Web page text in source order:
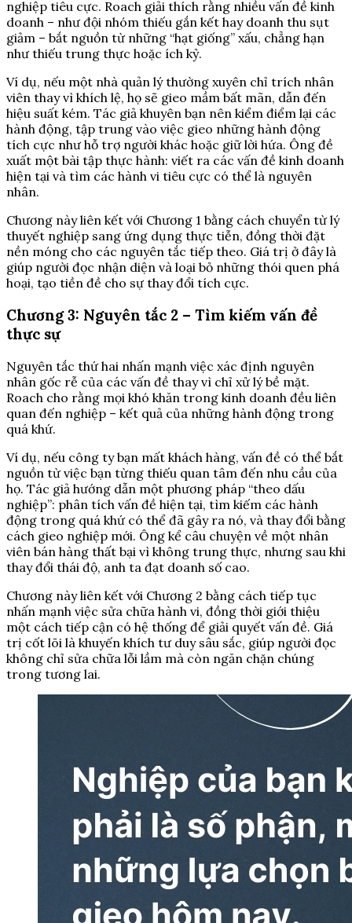
nghiệp tiêu cực. Roach giải thích rằng nhiều vấn đề kinh
doanh – như đội nhóm thiếu gắn kết hay doanh thu sụt
giảm – bắt nguồn từ những “hạt giống” xấu, chẳng hạn
như thiếu trung thực hoặc ích kỷ.
Ví dụ, nếu một nhà quản lý thường xuyên chỉ trích nhân
viên thay vì khích lệ, họ sẽ gieo mầm bất mãn, dẫn đến
hiệu suất kém. Tác giả khuyên bạn nên kiểm điểm lại các
hành động, tập trung vào việc gieo những hành động
tích cực như hỗ trợ người khác hoặc giữ lời hứa. Ông đề
xuất một bài tập thực hành: viết ra các vấn đề kinh doanh
hiện tại và tìm các hành vi tiêu cực có thể là nguyên
nhân.
Chương này liên kết với Chương 1 bằng cách chuyển từ lý
thuyết nghiệp sang ứng dụng thực tiễn, đồng thời đặt
nền móng cho các nguyên tắc tiếp theo. Giá trị ở đây là
giúp người đọc nhận diện và loại bỏ những thói quen phá
hoại, tạo tiền đề cho sự thay đổi tích cực.
Chương 3: Nguyên tắc 2 – Tìm kiếm vấn đề
thực sự
Nguyên tắc thứ hai nhấn mạnh việc xác định nguyên
nhân gốc rễ của các vấn đề thay vì chỉ xử lý bề mặt.
Roach cho rằng mọi khó khăn trong kinh doanh đều liên
quan đến nghiệp – kết quả của những hành động trong
quá khứ.
Ví dụ, nếu công ty bạn mất khách hàng, vấn đề có thể bắt
nguồn từ việc bạn từng thiếu quan tâm đến nhu cầu của
họ. Tác giả hướng dẫn một phương pháp “theo dấu
nghiệp”: phân tích vấn đề hiện tại, tìm kiếm các hành
động trong quá khứ có thể đã gây ra nó, và thay đổi bằng
cách gieo nghiệp mới. Ông kể câu chuyện về một nhân
viên bán hàng thất bại vì không trung thực, nhưng sau khi
thay đổi thái độ, anh ta đạt doanh số cao.
Chương này liên kết với Chương 2 bằng cách tiếp tục
nhấn mạnh việc sửa chữa hành vi, đồng thời giới thiệu
một cách tiếp cận có hệ thống để giải quyết vấn đề. Giá
trị cốt lõi là khuyến khích tư duy sâu sắc, giúp người đọc
không chỉ sửa chữa lỗi lầm mà còn ngăn chặn chúng
trong tương lai.